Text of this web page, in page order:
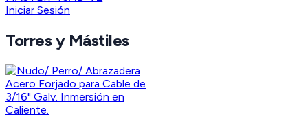
Iniciar Sesión
Torres y Mástiles